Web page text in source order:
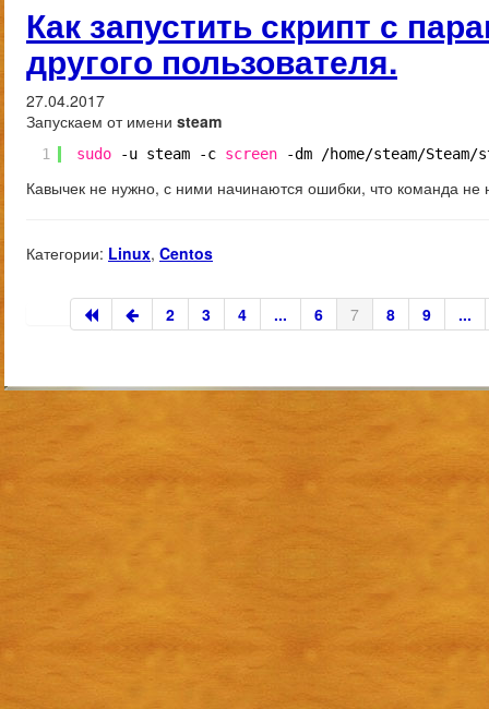
Как запустить скрипт с
другого пользователя.
27.04.2017
Запускаем от имени steam
1 sudo -u steam -c screen -dm /home/steam/
Кавычек не нужно, с ними начинаются ошибки, что команда не
Категории: Linux, Centos
2 3 4 ... 6 7 8 9 ...